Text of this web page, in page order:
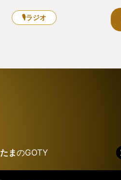
🎙ラジオ
まのGOTY